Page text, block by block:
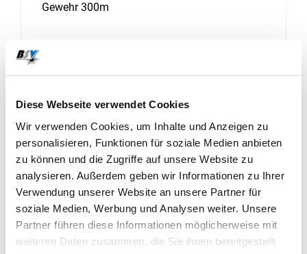
Diese Webseite verwendet Cookies
Wir verwenden Cookies, um Inhalte und Anzeigen zu
personalisieren, Funktionen für soziale Medien anbieten
zu können und die Zugriffe auf unsere Website zu
analysieren. Außerdem geben wir Informationen zu Ihrer
Verwendung unserer Website an unsere Partner für
soziale Medien, Werbung und Analysen weiter. Unsere
Partner führen diese Informationen möglicherweise mit
weiteren Daten zusammen, die Sie ihnen bereitgestellt
Gewehr 300m
17. April - 18. April